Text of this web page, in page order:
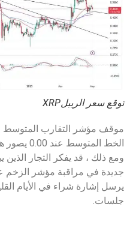
توقع سعر الريبلXRP
الخط المتوسط عند 0.00 يصور هيمنة هبوطية في السوق.
ومع ذلك ، قد يفكر التجار
جديدة في مراقبة مؤشر
يرسل إشارة شراء في الأيام
جلسات.